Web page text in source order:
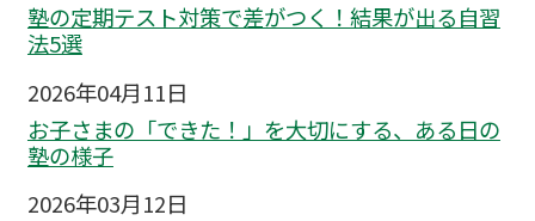
塾の定期テスト対策で差がつく！結果が出る自習
法5選
2026年04月11日
お子さまの「できた！」を大切にする、ある日の
塾の様子
2026年03月12日